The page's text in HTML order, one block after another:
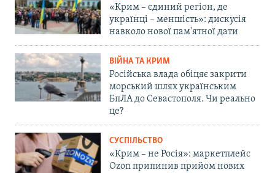
«Крим – єдиний регіон, де
українці – меншість»: дискусія
навколо нової пам'ятної дати
ВІЙНА ТА КРИМ
Російська влада обіцяє закрити
морський шлях українським
БпЛА до Севастополя. Чи реально
це?
СУСПІЛЬСТВО
«Крим – не Росія»: маркетплейс
Ozon припинив прийом нових